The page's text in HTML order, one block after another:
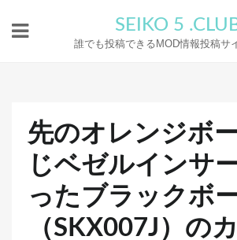
SEIKO 5
誰でも投稿できるMOD情報投稿サ
先のオレンジボ
じベゼルインサ
ったブラックボ
（SKX007J）の